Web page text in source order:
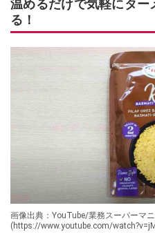
温めるだけで気軽にター
る！
画像出典：YouTube/業務スーパーマ
(https://www.youtube.com/